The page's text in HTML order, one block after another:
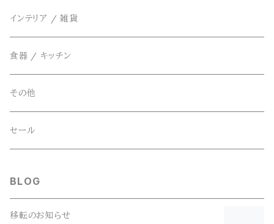
THE FLAVOR DESIGN(ザ フレーバーデザイン)
FOB FACTORY(エフオービーファクトリー)
Four Seasons Garage(FSG)
freewaters(フリーウォータース)
アクセサリー
インテリア / 雑貨
食器 / キッチン
その他
セール
BLOG
移転のお知らせ